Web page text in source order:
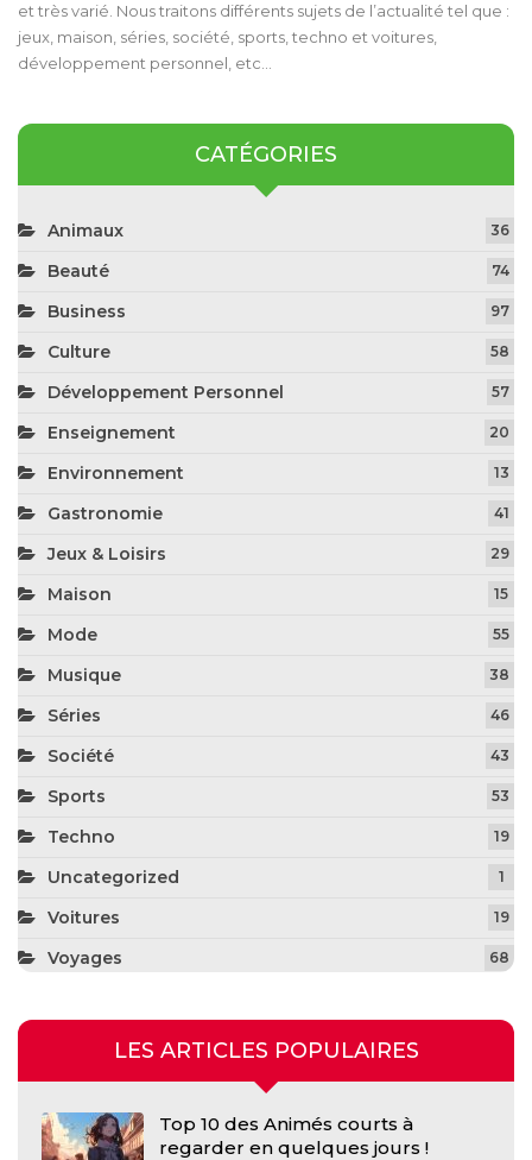
et très varié. Nous traitons différents sujets de l’actualité tel que :
jeux, maison, séries, société, sports, techno et voitures,
développement personnel, etc…
CATÉGORIES
Animaux 36
Beauté 74
Business 97
Culture 58
Développement Personnel 57
Enseignement 20
Environnement 13
Gastronomie 41
Jeux & Loisirs 29
Maison 15
Mode 55
Musique 38
Séries 46
Société 43
Sports 53
Techno 19
Uncategorized 1
Voitures 19
Voyages 68
LES ARTICLES POPULAIRES
Top 10 des Animés courts à
regarder en quelques jours !